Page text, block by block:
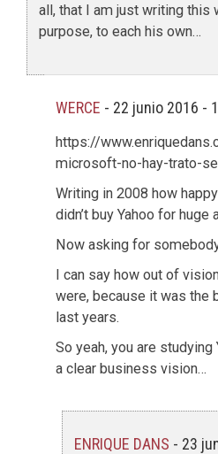
all, that I am just writing this
purpose, to each his own…
WERCE - 22 junio 2016 -
https://
microsoft-no-hay-trato-
Writing in 2008 how
didn’t buy Yahoo for huge
Now asking for
I can say how out of
were, because it was the
last years.
So yeah, you are studying
a clear business vision…
ENRIQUE DANS - 23